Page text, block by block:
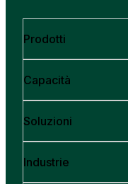
Prodotti
Capacità
Soluzioni
Industrie